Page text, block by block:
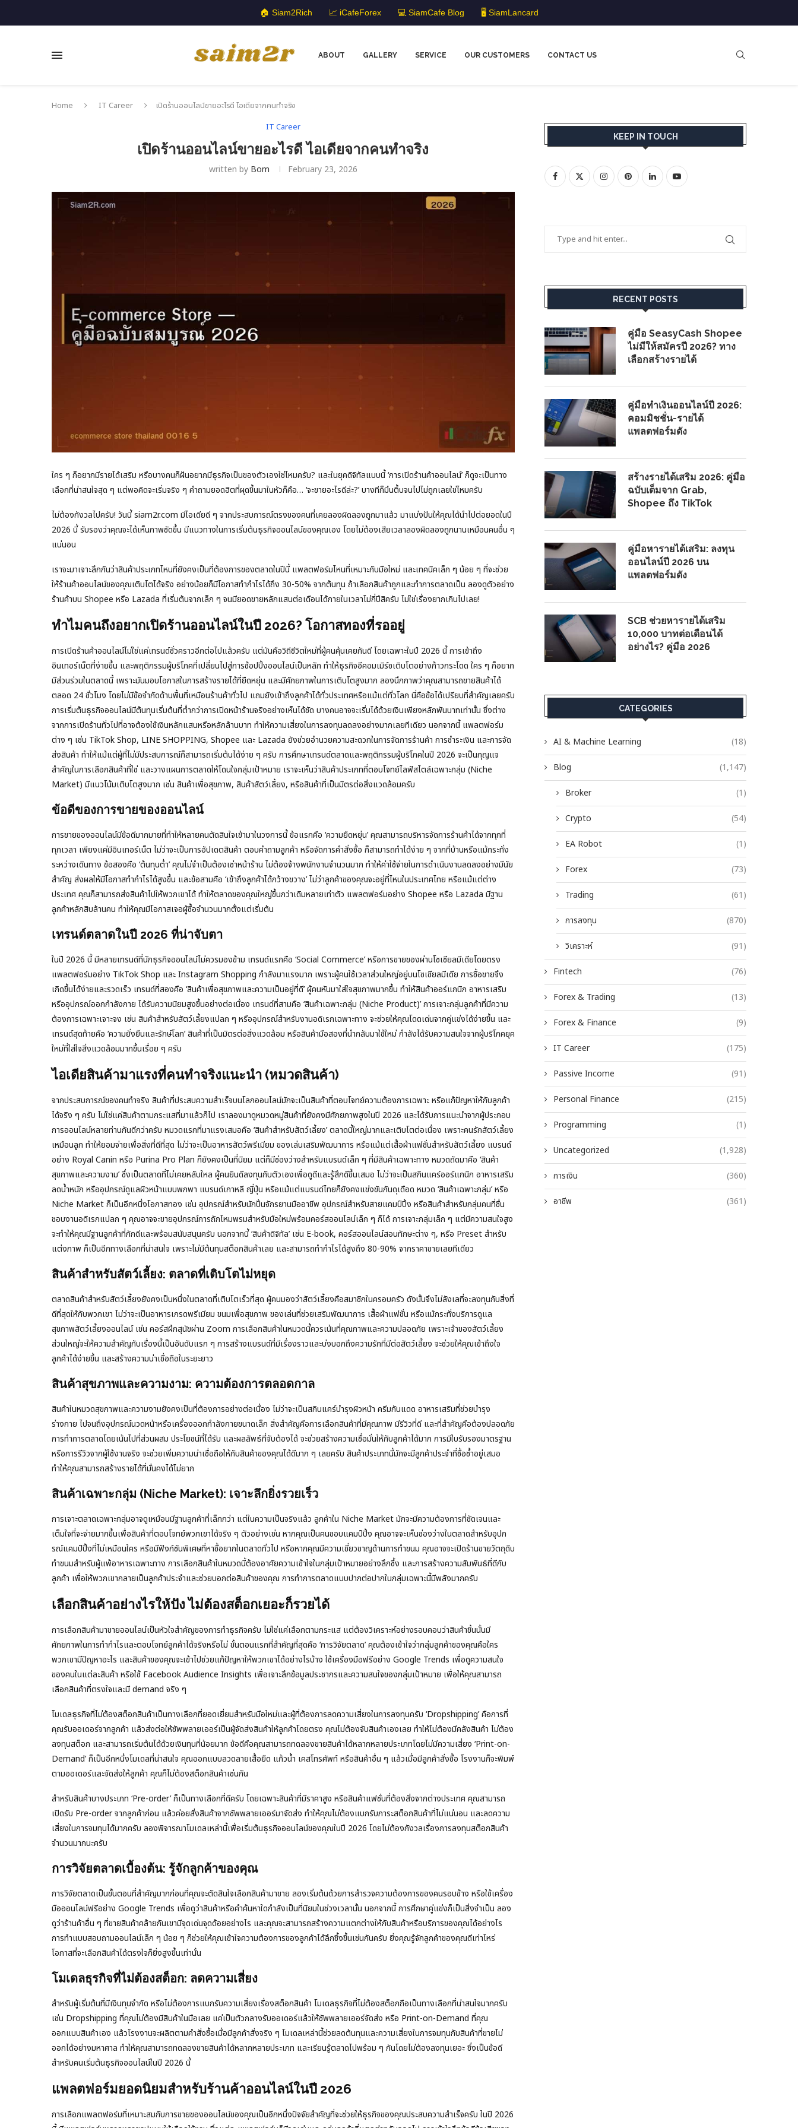
🏠 Siam2Rich 📈 iCafeForex 💻 SiamCafe Blog 🖥️ SiamLancard
ABOUT GALLERY SERVICE OUR CUSTOMERS CONTACT US
Home IT Career
เปิดร้านออนไลน์ขายอะไรดี ไอเดียจากคนทำจริง
IT Career
เปิดร้านออนไลน์ขายอะไรดี ไอเดียจากคนทำจริง
written by Bom February 23, 2026
ใคร ๆ ก็อยากมีรายได้เสริม หรือบางคนก็ฝันอยากมีธุรกิจเป็นของตัวเองใช่ไหมครับ? และในยุคดิจิทัลแบบนี้ ‘การเปิดร้านค้าออนไลน์’ ก็ดูจะเป็นทาง
เลือกที่น่าสนใจสุด ๆ แต่พอคิดจะเริ่มจริง ๆ คำถามยอดฮิตที่ผุดขึ้นมาในหัวก็คือ… ‘จะขายอะไรดีล่ะ?’ บางทีก็มึนตึ้บจนไปไม่ถูกเลยใช่ไหมครับ
ไม่ต้องกังวลไปครับ! วันนี้ siam2r.com มีไอเดียดี ๆ จากประสบการณ์ตรงของคนที่เคยลองผิดลองถูกมาแล้ว มาแบ่งปันให้คุณได้นำไปต่อยอดในปี
2026 นี้ รับรองว่าคุณจะได้เห็นภาพชัดขึ้น มีแนวทางในการเริ่มต้นธุรกิจออนไลน์ของคุณเอง โดยไม่ต้องเสียเวลาลองผิดลองถูกนานเหมือนคนอื่น ๆ
แน่นอน
เราจะมาเจาะลึกกันว่าสินค้าประเภทไหนที่ยังคงเป็นที่ต้องการของตลาดในปีนี้ แพลตฟอร์มไหนที่เหมาะกับมือใหม่ และเทคนิคเล็ก ๆ น้อย ๆ ที่จะช่วย
ให้ร้านค้าออนไลน์ของคุณเติบโตได้จริง อย่างน้อยก็มีโอกาสทำกำไรได้ถึง 30-50% จากต้นทุน ถ้าเลือกสินค้าถูกและทำการตลาดเป็น ลองดูตัวอย่าง
ร้านค้าบน Shopee หรือ Lazada ที่เริ่มต้นจากเล็ก ๆ จนมียอดขายหลักแสนต่อเดือนได้ภายในเวลาไม่กี่ปีสิครับ ไม่ใช่เรื่องยากเกินไปเลย!
ทำไมคนถึงอยากเปิดร้านออนไลน์ในปี 2026? โอกาสทองที่รออยู่
การเปิดร้านค้าออนไลน์ไม่ใช่แค่เทรนด์ชั่วคราวอีกต่อไปแล้วครับ แต่มันคือวิถีชีวิตใหม่ที่ผู้คนคุ้นเคยกันดี โดยเฉพาะในปี 2026 นี้ การเข้าถึง
อินเทอร์เน็ตที่ง่ายขึ้น และพฤติกรรมผู้บริโภคที่เปลี่ยนไปสู่การช้อปปิ้งออนไลน์เป็นหลัก ทำให้ธุรกิจอีคอมเมิร์ซเติบโตอย่างก้าวกระโดด ใคร ๆ ก็อยาก
มีส่วนร่วมในตลาดนี้ เพราะมันมอบโอกาสในการสร้างรายได้ที่ยืดหยุ่น และมีศักยภาพในการเติบโตสูงมาก ลองนึกภาพว่าคุณสามารถขายสินค้าได้
ตลอด 24 ชั่วโมง โดยไม่มีข้อจำกัดด้านพื้นที่เหมือนร้านค้าทั่วไป แถมยังเข้าถึงลูกค้าได้ทั่วประเทศหรือแม้แต่ทั่วโลก นี่คือข้อได้เปรียบที่สำคัญเลยครับ
การเริ่มต้นธุรกิจออนไลน์มีต้นทุนเริ่มต้นที่ต่ำกว่าการเปิดหน้าร้านจริงอย่างเห็นได้ชัด บางคนอาจจะเริ่มได้ด้วยเงินเพียงหลักพันบาทเท่านั้น ซึ่งต่าง
จากการเปิดร้านทั่วไปที่อาจต้องใช้เงินหลักแสนหรือหลักล้านบาท ทำให้ความเสี่ยงในการลงทุนลดลงอย่างมากเลยทีเดียว นอกจากนี้ แพลตฟอร์ม
ต่าง ๆ เช่น TikTok Shop, LINE SHOPPING, Shopee และ Lazada ยังช่วยอำนวยความสะดวกในการจัดการร้านค้า การชำระเงิน และการจัด
ส่งสินค้า ทำให้แม้แต่ผู้ที่ไม่มีประสบการณ์ก็สามารถเริ่มต้นได้ง่าย ๆ ครับ การศึกษาเทรนด์ตลาดและพฤติกรรมผู้บริโภคในปี 2026 จะเป็นกุญแจ
สำคัญในการเลือกสินค้าที่ใช่ และวางแผนการตลาดให้โดนใจกลุ่มเป้าหมาย เราจะเห็นว่าสินค้าประเภทที่ตอบโจทย์ไลฟ์สไตล์เฉพาะกลุ่ม (Niche
Market) มีแนวโน้มเติบโตสูงมาก เช่น สินค้าเพื่อสุขภาพ, สินค้าสัตว์เลี้ยง, หรือสินค้าที่เป็นมิตรต่อสิ่งแวดล้อมครับ
ข้อดีของการขายของออนไลน์
การขายของออนไลน์มีข้อดีมากมายที่ทำให้หลายคนตัดสินใจเข้ามาในวงการนี้ ข้อแรกคือ ‘ความยืดหยุ่น’ คุณสามารถบริหารจัดการร้านค้าได้จากทุกที่
ทุกเวลา เพียงแค่มีอินเทอร์เน็ต ไม่ว่าจะเป็นการอัปเดตสินค้า ตอบคำถามลูกค้า หรือจัดการคำสั่งซื้อ ก็สามารถทำได้ง่าย ๆ จากที่บ้านหรือแม้กระทั่ง
ระหว่างเดินทาง ข้อสองคือ ‘ต้นทุนต่ำ’ คุณไม่จำเป็นต้องเช่าหน้าร้าน ไม่ต้องจ้างพนักงานจำนวนมาก ทำให้ค่าใช้จ่ายในการดำเนินงานลดลงอย่างมีนัย
สำคัญ ส่งผลให้มีโอกาสทำกำไรได้สูงขึ้น และข้อสามคือ ‘เข้าถึงลูกค้าได้กว้างขวาง’ ไม่ว่าลูกค้าของคุณจะอยู่ที่ไหนในประเทศไทย หรือแม้แต่ต่าง
ประเทศ คุณก็สามารถส่งสินค้าไปให้พวกเขาได้ ทำให้ตลาดของคุณใหญ่ขึ้นกว่าเดิมหลายเท่าตัว แพลตฟอร์มอย่าง Shopee หรือ Lazada มีฐาน
ลูกค้าหลักสิบล้านคน ทำให้คุณมีโอกาสเจอผู้ซื้อจำนวนมากตั้งแต่เริ่มต้น
เทรนด์ตลาดในปี 2026 ที่น่าจับตา
ในปี 2026 นี้ มีหลายเทรนด์ที่นักธุรกิจออนไลน์ไม่ควรมองข้าม เทรนด์แรกคือ ‘Social Commerce’ หรือการขายของผ่านโซเชียลมีเดียโดยตรง
แพลตฟอร์มอย่าง TikTok Shop และ Instagram Shopping กำลังมาแรงมาก เพราะผู้คนใช้เวลาส่วนใหญ่อยู่บนโซเชียลมีเดีย การซื้อขายจึง
เกิดขึ้นได้ง่ายและรวดเร็ว เทรนด์ที่สองคือ ‘สินค้าเพื่อสุขภาพและความเป็นอยู่ที่ดี’ ผู้คนหันมาใส่ใจสุขภาพมากขึ้น ทำให้สินค้าออร์แกนิก อาหารเสริม
หรืออุปกรณ์ออกกำลังกาย ได้รับความนิยมสูงขึ้นอย่างต่อเนื่อง เทรนด์ที่สามคือ ‘สินค้าเฉพาะกลุ่ม (Niche Product)’ การเจาะกลุ่มลูกค้าที่มีความ
ต้องการเฉพาะเจาะจง เช่น สินค้าสำหรับสัตว์เลี้ยงแปลก ๆ หรืออุปกรณ์สำหรับงานอดิเรกเฉพาะทาง จะช่วยให้คุณโดดเด่นจากคู่แข่งได้ง่ายขึ้น และ
เทรนด์สุดท้ายคือ ‘ความยั่งยืนและรักษ์โลก’ สินค้าที่เป็นมิตรต่อสิ่งแวดล้อม หรือสินค้ามือสองที่นำกลับมาใช้ใหม่ กำลังได้รับความสนใจจากผู้บริโภคยุค
ใหม่ที่ใส่ใจสิ่งแวดล้อมมากขึ้นเรื่อย ๆ ครับ
ไอเดียสินค้ามาแรงที่คนทำจริงแนะนำ (หมวดสินค้า)
จากประสบการณ์ของคนทำจริง สินค้าที่ประสบความสำเร็จบนโลกออนไลน์มักจะเป็นสินค้าที่ตอบโจทย์ความต้องการเฉพาะ หรือแก้ปัญหาให้กับลูกค้า
ได้จริง ๆ ครับ ไม่ใช่แค่สินค้าตามกระแสที่มาแล้วก็ไป เราลองมาดูหมวดหมู่สินค้าที่ยังคงมีศักยภาพสูงในปี 2026 และได้รับการแนะนำจากผู้ประกอบ
การออนไลน์หลายท่านกันดีกว่าครับ หมวดแรกที่มาแรงเสมอคือ ‘สินค้าสำหรับสัตว์เลี้ยง’ ตลาดนี้ใหญ่มากและเติบโตต่อเนื่อง เพราะคนรักสัตว์เลี้ยง
เหมือนลูก ทำให้ยอมจ่ายเพื่อสิ่งที่ดีที่สุด ไม่ว่าจะเป็นอาหารสัตว์พรีเมียม ของเล่นเสริมพัฒนาการ หรือแม้แต่เสื้อผ้าแฟชั่นสำหรับสัตว์เลี้ยง แบรนด์
อย่าง Royal Canin หรือ Purina Pro Plan ก็ยังคงเป็นที่นิยม แต่ก็มีช่องว่างสำหรับแบรนด์เล็ก ๆ ที่มีสินค้าเฉพาะทาง หมวดถัดมาคือ ‘สินค้า
สุขภาพและความงาม’ ซึ่งเป็นตลาดที่ไม่เคยหลับใหล ผู้คนยินดีลงทุนกับตัวเองเพื่อดูดีและรู้สึกดีขึ้นเสมอ ไม่ว่าจะเป็นสกินแคร์ออร์แกนิก อาหารเสริม
ลดน้ำหนัก หรืออุปกรณ์ดูแลผิวหน้าแบบพกพา แบรนด์เกาหลี ญี่ปุ่น หรือแม้แต่แบรนด์ไทยก็ยังคงแข่งขันกันดุเดือด หมวด ‘สินค้าเฉพาะกลุ่ม’ หรือ
Niche Market ก็เป็นอีกหนึ่งโอกาสทอง เช่น อุปกรณ์สำหรับนักปั่นจักรยานมืออาชีพ อุปกรณ์สำหรับสายแคมป์ปิ้ง หรือสินค้าสำหรับกลุ่มคนที่ชื่น
ชอบงานอดิเรกแปลก ๆ คุณอาจจะขายอุปกรณ์การถักไหมพรมสำหรับมือใหม่พร้อมคอร์สออนไลน์เล็ก ๆ ก็ได้ การเจาะกลุ่มเล็ก ๆ แต่มีความสนใจสูง
จะทำให้คุณมีฐานลูกค้าที่ภักดีและพร้อมสนับสนุนครับ นอกจากนี้ ‘สินค้าดิจิทัล’ เช่น E-book, คอร์สออนไลน์สอนทักษะต่าง ๆ, หรือ Preset สำหรับ
แต่งภาพ ก็เป็นอีกทางเลือกที่น่าสนใจ เพราะไม่มีต้นทุนสต็อกสินค้าเลย และสามารถทำกำไรได้สูงถึง 80-90% จากราคาขายเลยทีเดียว
สินค้าสำหรับสัตว์เลี้ยง: ตลาดที่เติบโตไม่หยุด
ตลาดสินค้าสำหรับสัตว์เลี้ยงยังคงเป็นหนึ่งในตลาดที่เติบโตเร็วที่สุด ผู้คนมองว่าสัตว์เลี้ยงคือสมาชิกในครอบครัว ดังนั้นจึงไม่ลังเลที่จะลงทุนกับสิ่งที่
ดีที่สุดให้กับพวกเขา ไม่ว่าจะเป็นอาหารเกรดพรีเมียม ขนมเพื่อสุขภาพ ของเล่นที่ช่วยเสริมพัฒนาการ เสื้อผ้าแฟชั่น หรือแม้กระทั่งบริการดูแล
สุขภาพสัตว์เลี้ยงออนไลน์ เช่น คอร์สฝึกสุนัขผ่าน Zoom การเลือกสินค้าในหมวดนี้ควรเน้นที่คุณภาพและความปลอดภัย เพราะเจ้าของสัตว์เลี้ยง
ส่วนใหญ่จะให้ความสำคัญกับเรื่องนี้เป็นอันดับแรก ๆ การสร้างแบรนด์ที่มีเรื่องราวและบ่งบอกถึงความรักที่มีต่อสัตว์เลี้ยง จะช่วยให้คุณเข้าถึงใจ
ลูกค้าได้ง่ายขึ้น และสร้างความน่าเชื่อถือในระยะยาว
สินค้าสุขภาพและความงาม: ความต้องการตลอดกาล
สินค้าในหมวดสุขภาพและความงามยังคงเป็นที่ต้องการอย่างต่อเนื่อง ไม่ว่าจะเป็นสกินแคร์บำรุงผิวหน้า ครีมกันแดด อาหารเสริมที่ช่วยบำรุง
ร่างกาย ไปจนถึงอุปกรณ์นวดหน้าหรือเครื่องออกกำลังกายขนาดเล็ก สิ่งสำคัญคือการเลือกสินค้าที่มีคุณภาพ มีรีวิวที่ดี และที่สำคัญคือต้องปลอดภัย
การทำการตลาดโดยเน้นไปที่ส่วนผสม ประโยชน์ที่ได้รับ และผลลัพธ์ที่จับต้องได้ จะช่วยสร้างความเชื่อมั่นให้กับลูกค้าได้มาก การมีใบรับรองมาตรฐาน
หรือการรีวิวจากผู้ใช้งานจริง จะช่วยเพิ่มความน่าเชื่อถือให้กับสินค้าของคุณได้ดีมาก ๆ เลยครับ สินค้าประเภทนี้มักจะมีลูกค้าประจำที่ซื้อซ้ำอยู่เสมอ
ทำให้คุณสามารถสร้างรายได้ที่มั่นคงได้ไม่ยาก
สินค้าเฉพาะกลุ่ม (Niche Market): เจาะลึกยิ่งรวยเร็ว
การเจาะตลาดเฉพาะกลุ่มอาจดูเหมือนมีฐานลูกค้าที่เล็กกว่า แต่ในความเป็นจริงแล้ว ลูกค้าใน Niche Market มักจะมีความต้องการที่ชัดเจนและ
เต็มใจที่จะจ่ายมากขึ้นเพื่อสินค้าที่ตอบโจทย์พวกเขาได้จริง ๆ ตัวอย่างเช่น หากคุณเป็นคนชอบแคมป์ปิ้ง คุณอาจจะเห็นช่องว่างในตลาดสำหรับอุปก
รณ์แคมป์ปิ้งที่ไม่เหมือนใคร หรือมีฟังก์ชันพิเศษที่หาซื้อยากในตลาดทั่วไป หรือหากคุณมีความเชี่ยวชาญด้านการทำขนม คุณอาจจะเปิดร้านขายวัตถุดิบ
ทำขนมสำหรับผู้แพ้อาหารเฉพาะทาง การเลือกสินค้าในหมวดนี้ต้องอาศัยความเข้าใจในกลุ่มเป้าหมายอย่างลึกซึ้ง และการสร้างความสัมพันธ์ที่ดีกับ
ลูกค้า เพื่อให้พวกเขากลายเป็นลูกค้าประจำและช่วยบอกต่อสินค้าของคุณ การทำการตลาดแบบปากต่อปากในกลุ่มเฉพาะนี้มีพลังมากครับ
เลือกสินค้าอย่างไรให้ปัง ไม่ต้องสต็อกเยอะก็รวยได้
การเลือกสินค้ามาขายออนไลน์เป็นหัวใจสำคัญของการทำธุรกิจครับ ไม่ใช่แค่เลือกตามกระแส แต่ต้องวิเคราะห์อย่างรอบคอบว่าสินค้าชิ้นนั้นมี
ศักยภาพในการทำกำไรและตอบโจทย์ลูกค้าได้จริงหรือไม่ ขั้นตอนแรกที่สำคัญที่สุดคือ ‘การวิจัยตลาด’ คุณต้องเข้าใจว่ากลุ่มลูกค้าของคุณคือใคร
พวกเขามีปัญหาอะไร และสินค้าของคุณจะเข้าไปช่วยแก้ปัญหาให้พวกเขาได้อย่างไรบ้าง ใช้เครื่องมือฟรีอย่าง Google Trends เพื่อดูความสนใจ
ของคนในแต่ละสินค้า หรือใช้ Facebook Audience Insights เพื่อเจาะลึกข้อมูลประชากรและความสนใจของกลุ่มเป้าหมาย เพื่อให้คุณสามารถ
เลือกสินค้าที่ตรงใจและมี demand จริง ๆ
โมเดลธุรกิจที่ไม่ต้องสต็อกสินค้าเป็นทางเลือกที่ยอดเยี่ยมสำหรับมือใหม่และผู้ที่ต้องการลดความเสี่ยงในการลงทุนครับ ‘Dropshipping’ คือการที่
คุณรับออเดอร์จากลูกค้า แล้วส่งต่อให้ซัพพลายเออร์เป็นผู้จัดส่งสินค้าให้ลูกค้าโดยตรง คุณไม่ต้องจับสินค้าเองเลย ทำให้ไม่ต้องมีคลังสินค้า ไม่ต้อง
ลงทุนสต็อก และสามารถเริ่มต้นได้ด้วยเงินทุนที่น้อยมาก ข้อดีคือคุณสามารถทดลองขายสินค้าได้หลากหลายประเภทโดยไม่มีความเสี่ยง ‘Print-on-
Demand’ ก็เป็นอีกหนึ่งโมเดลที่น่าสนใจ คุณออกแบบลวดลายเสื้อยืด แก้วน้ำ เคสโทรศัพท์ หรือสินค้าอื่น ๆ แล้วเมื่อมีลูกค้าสั่งซื้อ โรงงานก็จะพิมพ์
ตามออเดอร์และจัดส่งให้ลูกค้า คุณก็ไม่ต้องสต็อกสินค้าเช่นกัน
สำหรับสินค้าบางประเภท ‘Pre-order’ ก็เป็นทางเลือกที่ดีครับ โดยเฉพาะสินค้าที่มีราคาสูง หรือสินค้าแฟชั่นที่ต้องสั่งจากต่างประเทศ คุณสามารถ
เปิดรับ Pre-order จากลูกค้าก่อน แล้วค่อยสั่งสินค้าจากซัพพลายเออร์มาจัดส่ง ทำให้คุณไม่ต้องแบกรับภาระสต็อกสินค้าที่ไม่แน่นอน และลดความ
เสี่ยงในการจมทุนได้มากครับ ลองพิจารณาโมเดลเหล่านี้เพื่อเริ่มต้นธุรกิจออนไลน์ของคุณในปี 2026 โดยไม่ต้องกังวลเรื่องการลงทุนสต็อกสินค้า
จำนวนมากนะครับ
การวิจัยตลาดเบื้องต้น: รู้จักลูกค้าของคุณ
การวิจัยตลาดเป็นขั้นตอนที่สำคัญมากก่อนที่คุณจะตัดสินใจเลือกสินค้ามาขาย ลองเริ่มต้นด้วยการสำรวจความต้องการของคนรอบข้าง หรือใช้เครื่อง
มือออนไลน์ฟรีอย่าง Google Trends เพื่อดูว่าสินค้าหรือคำค้นหาใดกำลังเป็นที่นิยมในช่วงเวลานั้น นอกจากนี้ การศึกษาคู่แข่งก็เป็นสิ่งจำเป็น ลอง
ดูว่าร้านค้าอื่น ๆ ที่ขายสินค้าคล้ายกันเขามีจุดเด่นจุดด้อยอย่างไร และคุณจะสามารถสร้างความแตกต่างให้กับสินค้าหรือบริการของคุณได้อย่างไร
การทำแบบสอบถามออนไลน์เล็ก ๆ น้อย ๆ ก็ช่วยให้คุณเข้าใจความต้องการของลูกค้าได้ลึกซึ้งขึ้นเช่นกันครับ ยิ่งคุณรู้จักลูกค้าของคุณดีเท่าไหร่
โอกาสที่จะเลือกสินค้าได้ตรงใจก็ยิ่งสูงขึ้นเท่านั้น
โมเดลธุรกิจที่ไม่ต้องสต็อก: ลดความเสี่ยง
สำหรับผู้เริ่มต้นที่มีเงินทุนจำกัด หรือไม่ต้องการแบกรับความเสี่ยงเรื่องสต็อกสินค้า โมเดลธุรกิจที่ไม่ต้องสต็อกถือเป็นทางเลือกที่น่าสนใจมากครับ
เช่น Dropshipping ที่คุณไม่ต้องมีสินค้าในมือเลย แค่เป็นตัวกลางรับออเดอร์แล้วให้ซัพพลายเออร์จัดส่ง หรือ Print-on-Demand ที่คุณ
ออกแบบสินค้าเอง แล้วโรงงานจะผลิตตามคำสั่งซื้อเมื่อมีลูกค้าสั่งจริง ๆ โมเดลเหล่านี้ช่วยลดต้นทุนและความเสี่ยงในการจมทุนกับสินค้าที่ขายไม่
ออกได้อย่างมหาศาล ทำให้คุณสามารถทดลองขายสินค้าได้หลากหลายประเภท และเรียนรู้ตลาดไปพร้อม ๆ กันโดยไม่ต้องลงทุนเยอะ ซึ่งเป็นข้อดี
สำหรับคนเริ่มต้นธุรกิจออนไลน์ในปี 2026 นี้
แพลตฟอร์มยอดนิยมสำหรับร้านค้าออนไลน์ในปี 2026
การเลือกแพลตฟอร์มที่เหมาะสมกับการขายของออนไลน์ของคุณเป็นอีกหนึ่งปัจจัยสำคัญที่จะช่วยให้ธุรกิจของคุณประสบความสำเร็จครับ ในปี 2026
KEEP IN TOUCH
RECENT POSTS
คู่มือ SeasyCash Shopee
ไม่มีให้สมัครปี 2026? ทาง
เลือกสร้างรายได้
คู่มือทำเงินออนไลน์ปี 2026:
คอมมิชชั่น-รายได้
แพลตฟอร์มดัง
สร้างรายได้เสริม 2026: คู่มือ
ฉบับเต็มจาก Grab,
Shopee ถึง TikTok
คู่มือหารายได้เสริม: ลงทุน
ออนไลน์ปี 2026 บน
แพลตฟอร์มดัง
SCB ช่วยหารายได้เสริม
10,000 บาทต่อเดือนได้
อย่างไร? คู่มือ 2026
CATEGORIES
AI & Machine Learning (18)
Blog (1,147)
Broker (1)
Crypto (54)
EA Robot (1)
Forex (73)
Trading (61)
การลงทุน (870)
วิเคราะห์ (91)
Fintech (76)
Forex & Trading (13)
Forex & Finance (9)
IT Career (175)
Passive Income (91)
Personal Finance (215)
Programming (1)
Uncategorized (1,928)
การเงิน (360)
อาชีพ (361)